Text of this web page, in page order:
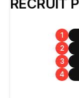
역할입니다.
#데이터
Marketing Data
Google, Meta 등 디지털 미
RECRUIT
1
2
3
4